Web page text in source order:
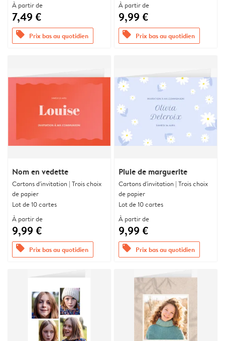
À partir de
7,49 €
offers Prix bas au quotidien
À partir de
9,99 €
offers Prix bas au quotidien
Nom en vedette
Cartons d'invitation | Trois choix
de papier
Lot de 10 cartes
À partir de
9,99 €
offers Prix bas au quotidien
Pluie de marguerite
Cartons d'invitation | Trois choix
de papier
Lot de 10 cartes
À partir de
9,99 €
offers Prix bas au quotidien